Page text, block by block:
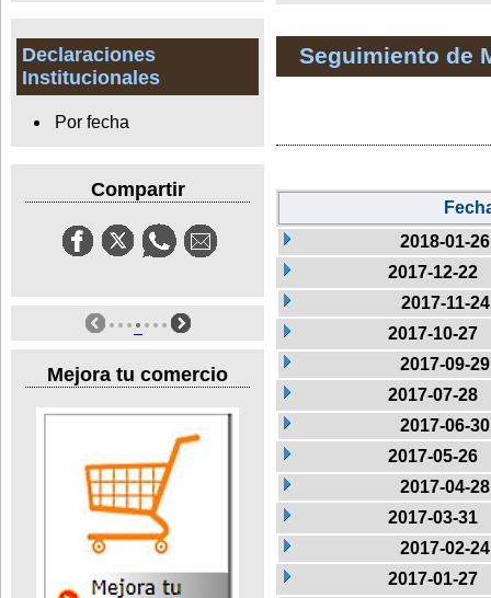
Declaraciones
Institucionales
Por fecha
Compartir
Mejora tu comercio
Seguimiento de
2018-01-26
2017-12-22
2017-11-24
2017-10-27
2017-09-29
2017-07-28
2017-06-30
2017-05-26
2017-04-28
2017-03-31
2017-02-24
2017-01-27